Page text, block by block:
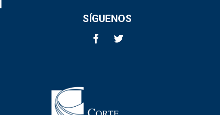
SÍGUENOS